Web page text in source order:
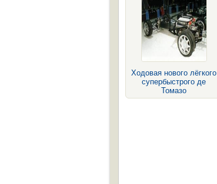
Ходовая нового лёгкого
супербыстрого де
Томазо